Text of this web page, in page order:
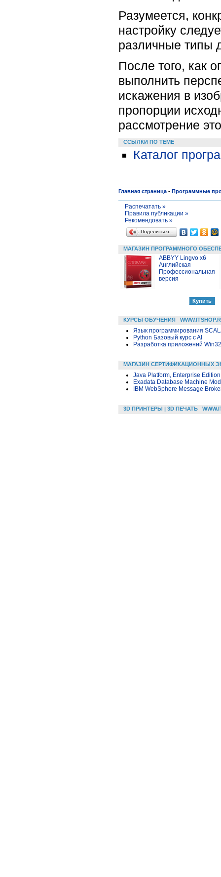
Разумеется,
настройку
различные типы
После того, как
выполнить
искажения в
пропорции
рассмотрение
ССЫЛКИ ПО ТЕМЕ
Каталог
Главная страница - Программные
Распечатать »
Правила публикации »
Рекомендовать »
Поделиться…
МАГАЗИН ПРОГРАММНОГО
ABBYY Lingvo x6
Английская
Профессиональная
версия
КУРСЫ ОБУЧЕНИЯ
Язык программирования
Python Базовый курс c AI
Разработка приложений
МАГАЗИН СЕРТИФИКАЦИОННЫХ
Java Platform, Enterprise
Exadata Database Machine
IBM WebSphere Message
3D ПРИНТЕРЫ | 3D ПЕЧАТЬ